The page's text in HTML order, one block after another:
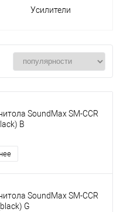
Усилители
SoundMax SM-CCR
B
SoundMax SM-CCR
G